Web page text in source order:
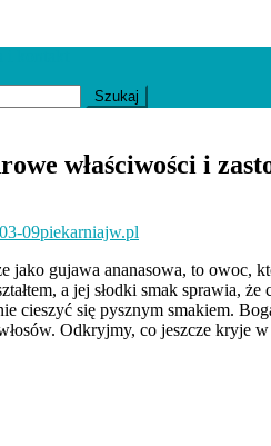
właściwości i
09piekarniajw.pl
jako gujawa ananasowa, to owoc,
a jej słodki smak sprawia,
cieszyć się pysznym smakiem.
Odkryjmy, co jeszcze kryje